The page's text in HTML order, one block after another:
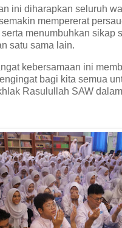
ini diharapkan seluruh
mempererat
menumbuhkan sikap
satu sama lain.
kebersamaan ini
bagi kita semua
Rasulullah SAW